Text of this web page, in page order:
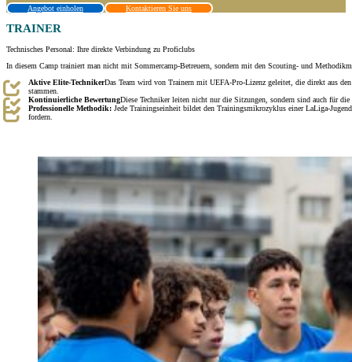
Angebot einholen Kontaktieren Sie uns
TRAINER
Technisches Personal: Ihre direkte Verbindung zu Proficlubs
In diesem Camp trainiert man nicht mit Sommercamp-Betreuern, sondern mit den Scouting- und
Aktive Elite-TechnikerDas Team wird von Trainern mit UEFA-Pro-Lizenz geleitet, die direkt aus
stammen.
Kontinuierliche BewertungDiese Techniker leiten nicht nur die Sitzungen, sondern sind auch für
Professionelle Methodik: Jede Trainingseinheit bildet den Trainingsmikrozyklus einer LaLiga-
fordern.